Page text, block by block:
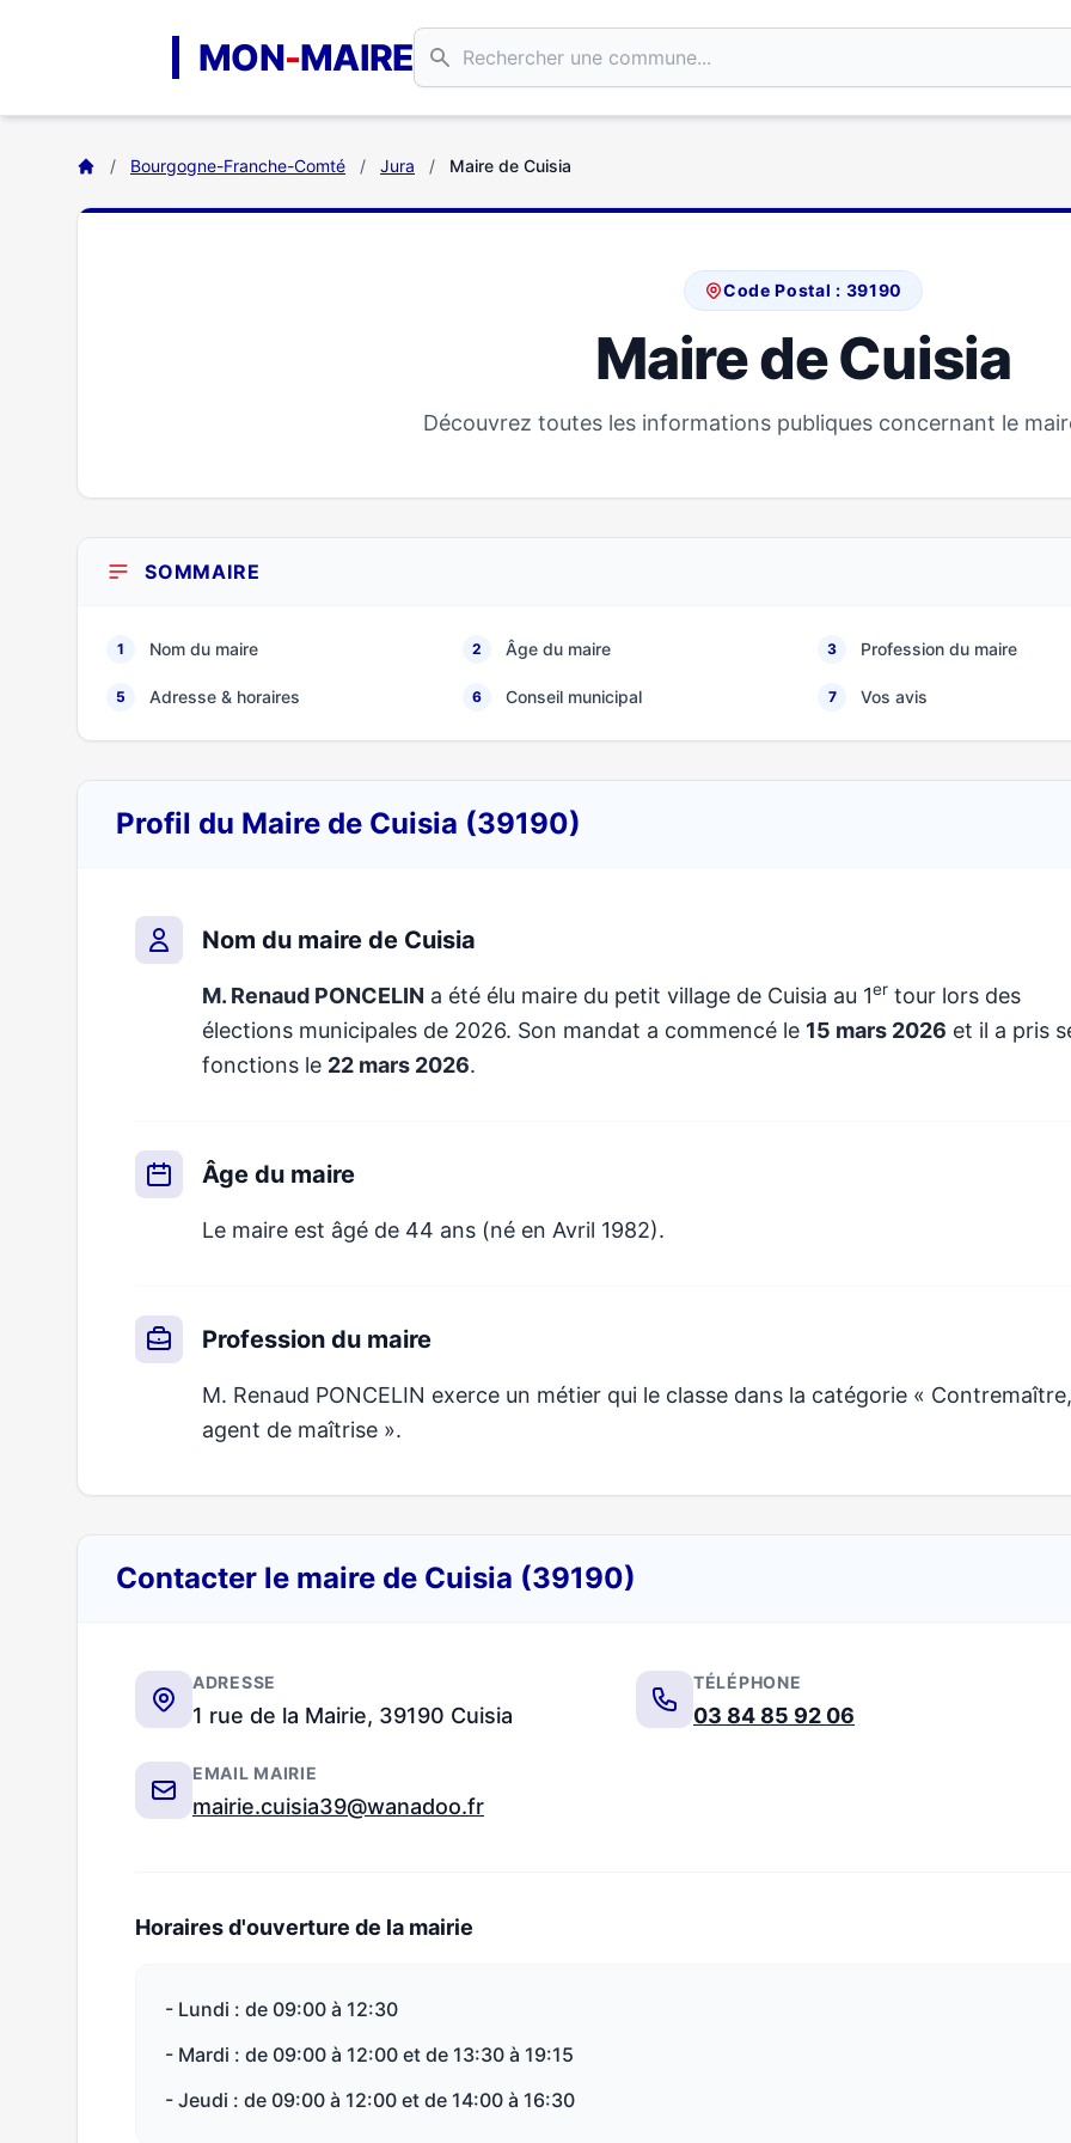
MON-MAIRE
/ Bourgogne-Franche-Comté / Jura / Maire de Cuisia
Code Postal : 39190
Maire de Cuisia
Découvrez toutes les informations publiques concernant le
SOMMAIRE
1 Nom du maire 2 Âge du maire 3 Profession du maire
5 Adresse & horaires 6 Conseil municipal 7 Vos avis
Profil du Maire de Cuisia (39190)
Nom du maire de Cuisia
M. Renaud PONCELIN a été élu maire du petit village de Cuisia au 1er tour lors des
élections municipales de 2026. Son mandat a commencé le 15 mars 2026 et il a pris
fonctions le 22 mars 2026.
Âge du maire
Le maire est âgé de 44 ans (né en Avril 1982).
Profession du maire
M. Renaud PONCELIN exerce un métier qui le classe dans la catégorie « Contremaître,
agent de maîtrise ».
Contacter le maire de Cuisia (39190)
ADRESSE
1 rue de la Mairie, 39190 Cuisia
TÉLÉPHONE
03 84 85 92 06
EMAIL MAIRIE
mairie.cuisia39@wanadoo.fr
Horaires d'ouverture de la mairie
- Lundi : de 09:00 à 12:30
- Mardi : de 09:00 à 12:00 et de 13:30 à 19:15
- Jeudi : de 09:00 à 12:00 et de 14:00 à 16:30